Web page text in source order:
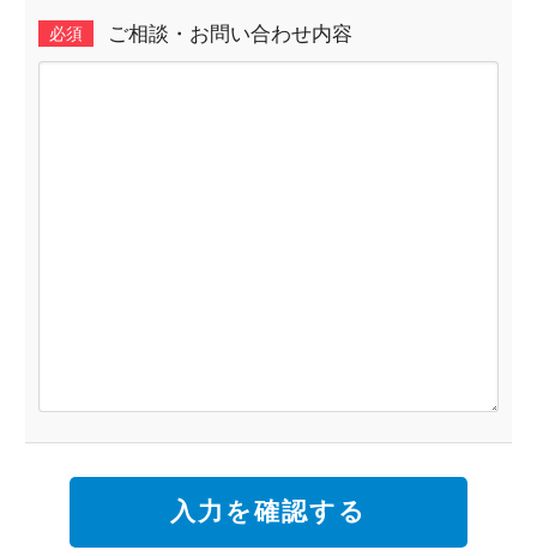
必須 ご相談・お問い合わせ内容
入力を確認する